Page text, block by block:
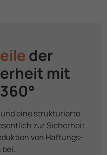
der
mit
eine strukturierte
zur Sicherheit
von Haftungs­
bei.